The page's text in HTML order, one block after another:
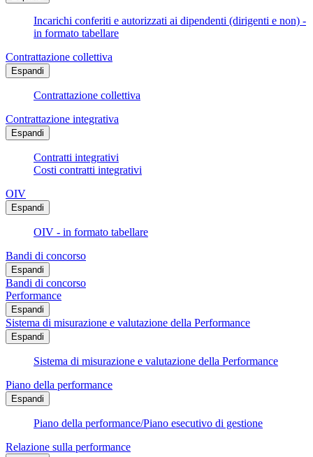
Incarichi conferiti e autorizzati ai dipendenti (dirigenti e non) -
in formato tabellare
Contrattazione collettiva
Espandi
Contrattazione collettiva
Contrattazione integrativa
Espandi
Contratti integrativi
Costi contratti integrativi
OIV
Espandi
OIV - in formato tabellare
Bandi di concorso
Espandi
Bandi di concorso
Performance
Espandi
Sistema di misurazione e valutazione della Performance
Espandi
Sistema di misurazione e valutazione della Performance
Piano della performance
Espandi
Piano della performance/Piano esecutivo di gestione
Relazione sulla performance